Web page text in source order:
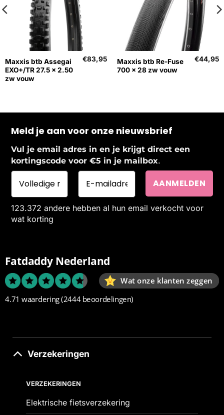
Maxxis btb Assegai
EXO+/TR 27.5 x 2.50
zw vouw
€83,95
Maxxis btb Re-Fuse
700 x 28 zw vouw
€44,95
Meld je aan voor onze nieuwsbrief
Vul je email adres in en je krijgt direct een
kortingscode voor €5 in je mailbox.
123.372 andere hebben al hun email verkocht voor
wat korting
Fatdaddy Nederland
Wat onze klanten zeggen
4.71 waardering(2444 beoordelingen)
Verzekeringen
VERZEKERINGEN
Elektrische fietsverzekering